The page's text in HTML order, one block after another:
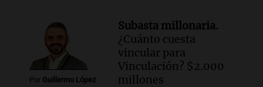
Una Mañana para todos Rosario
Episodios
Por Guillermo López
Subasta millonaria.
¿Cuánto cuesta
vincular para
Vinculación? $2.000
millones